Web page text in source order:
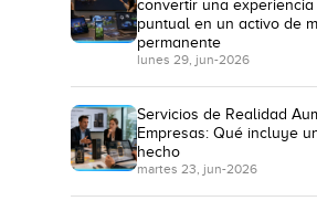
convertir una experiencia
puntual en un activo de
permanente
lunes 29, jun-2026
Servicios de Realidad
Empresas: Qué incluye
hecho
martes 23, jun-2026